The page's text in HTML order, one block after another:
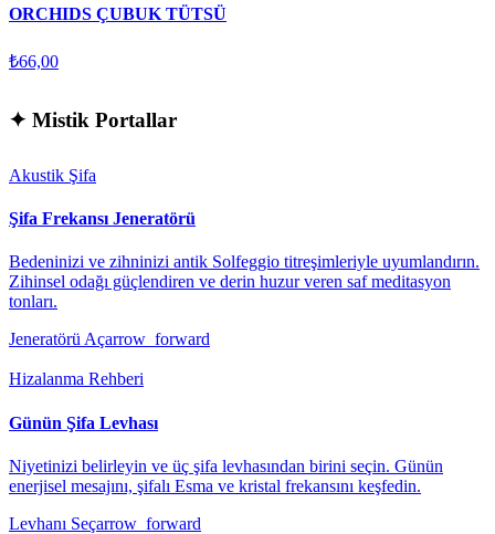
ORCHIDS ÇUBUK TÜTSÜ
₺66,00
✦ Mistik Portallar
Akustik Şifa
Şifa Frekansı Jeneratörü
Bedeninizi ve zihninizi antik Solfeggio titreşimleriyle uyumlandırın.
Zihinsel odağı güçlendiren ve derin huzur veren saf meditasyon
tonları.
Jeneratörü Açarrow_forward
Hizalanma Rehberi
Günün Şifa Levhası
Niyetinizi belirleyin ve üç şifa levhasından birini seçin. Günün
enerjisel mesajını, şifalı Esma ve kristal frekansını keşfedin.
Levhanı Seçarrow_forward